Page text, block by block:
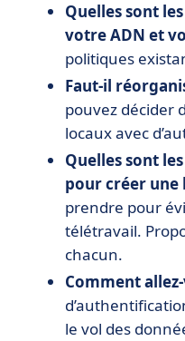
Quelles sont
votre ADN et
politiques
Faut-il
pouvez décider
locaux avec
Quelles sont
pour créer une
prendre pour
télétravail.
chacun.
Comment
le vol des